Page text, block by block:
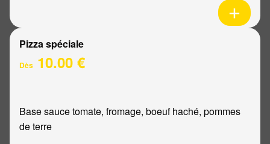
Pizza spéciale
Dès 10.00 €
Base sauce tomate, fromage, boeuf haché, pommes
de terre